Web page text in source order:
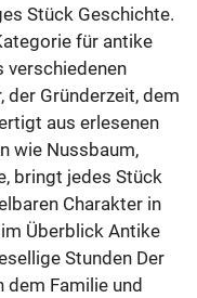
Stück Geschichte.
für antike
verschiedenen
der Gründerzeit, dem
aus erlesenen
wie Nussbaum,
bringt jedes Stück
Charakter in
Überblick Antike
Stunden Der
Familie und